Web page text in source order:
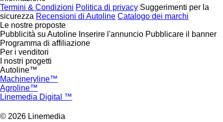
Termini & Condizioni Politica di privacy Suggerimenti per la
sicurezza Recensioni di Autoline Catalogo dei marchi
Le nostre proposte
Pubblicità su Autoline Inserire l'annuncio Pubblicare il banner
Programma di affiliazione
Per i venditori
I nostri progetti
Autoline™
Machineryline™
Agroline™
Linemedia Digital ™
© 2026 Linemedia